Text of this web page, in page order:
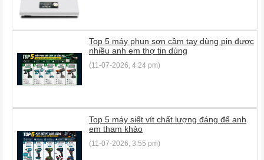
Top 5 máy phun sơn cầm tay dùng pin được
nhiều anh em thợ tin dùng
(11-07-2026, 4:24 pm)
Top 5 máy siết vít chất lượng đáng để anh
em tham khảo
(11-07-2026, 3:55 pm)